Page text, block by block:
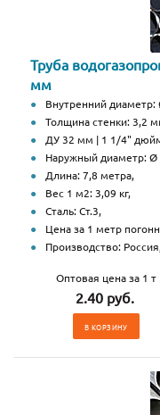
Труба
мм
Внутренний
Толщина стенки: 3,2
ДУ 32 мм | 1 1/4"
Наружный диаметр:
Длина: 7,8 метра,
Вес 1 м2: 3,09 кг,
Сталь: Ст.3,
Цена за 1 метр
Производство:
Оптовая цена за 1 т
2.40 руб.
В КОРЗИНУ